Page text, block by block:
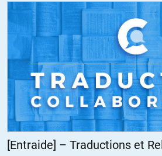
[Entraide] – Traductions et